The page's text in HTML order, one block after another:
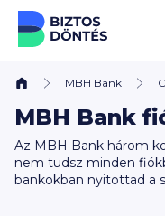
Ugrás a
MBH Bank
MBH Bank
Az MBH Bank három
nem tudsz minden
bankokban nyitottad a